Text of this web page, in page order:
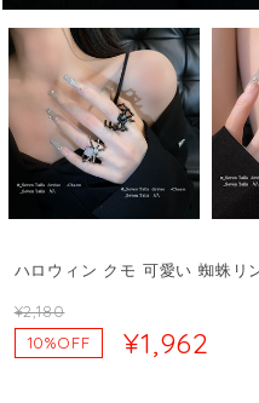
ハロウィン クモ 可愛い 蜘蛛リ
¥2,180
10%OFF
¥1,962